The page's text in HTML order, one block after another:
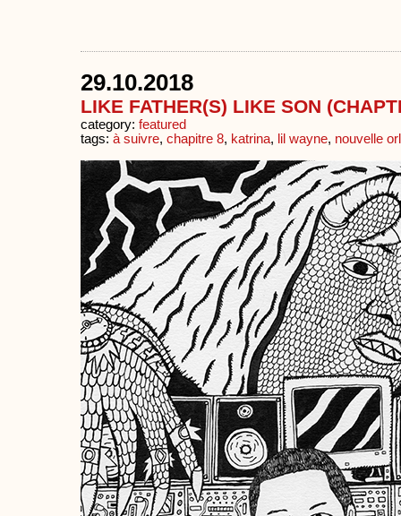
29.10.2018
LIKE FATHER(S) LIKE SON
category: featured
tags: à suivre, chapitre 8, katrina, lil wayne, nouvelle